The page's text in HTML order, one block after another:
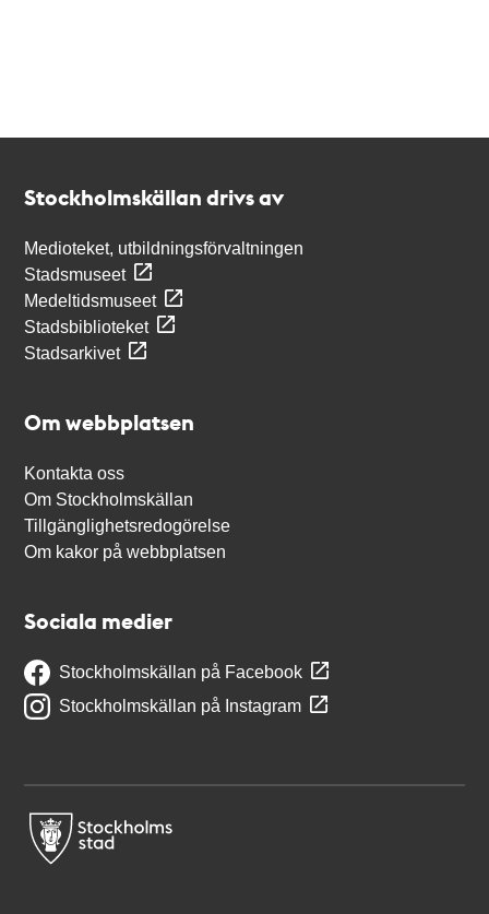
Stockholmskällan drivs av
Medioteket, utbildningsförvaltningen
Stadsmuseet
Medeltidsmuseet
Stadsbiblioteket
Stadsarkivet
Om webbplatsen
Kontakta oss
Om Stockholmskällan
Tillgänglighetsredogörelse
Om kakor på webbplatsen
Sociala medier
Stockholmskällan på Facebook
Stockholmskällan på Instagram